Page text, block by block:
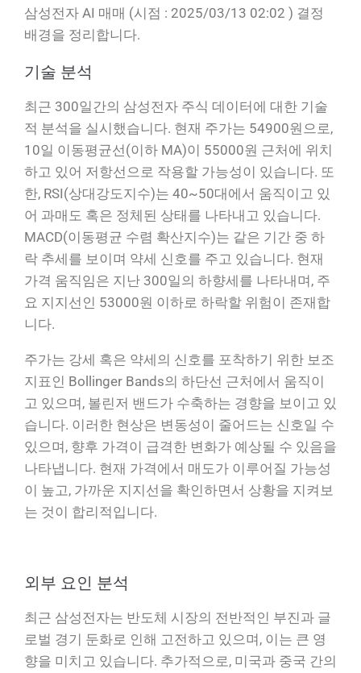
삼성전자 AI 매매 (시점 : 2025/03/13 02:02 ) 결정
배경을 정리합니다.
기술 분석
최근 300일간의 삼성전자 주식 데이터에 대한 기술
적 분석을 실시했습니다. 현재 주가는 54900원으로,
10일 이동평균선(이하 MA)이 55000원 근처에 위치
하고 있어 저항선으로 작용할 가능성이 있습니다. 또
한, RSI(상대강도지수)는 40~50대에서 움직이고 있
어 과매도 혹은 정체된 상태를 나타내고 있습니다.
MACD(이동평균 수렴 확산지수)는 같은 기간 중 하
락 추세를 보이며 약세 신호를 주고 있습니다. 현재
가격 움직임은 지난 300일의 하향세를 나타내며, 주
요 지지선인 53000원 이하로 하락할 위험이 존재합
니다.
주가는 강세 혹은 약세의 신호를 포착하기 위한 보조
지표인 Bollinger Bands의 하단선 근처에서 움직이
고 있으며, 볼린저 밴드가 수축하는 경향을 보이고 있
습니다. 이러한 현상은 변동성이 줄어드는 신호일 수
있으며, 향후 가격이 급격한 변화가 예상될 수 있음을
나타냅니다. 현재 가격에서 매도가 이루어질 가능성
이 높고, 가까운 지지선을 확인하면서 상황을 지켜보
는 것이 합리적입니다.
외부 요인 분석
최근 삼성전자는 반도체 시장의 전반적인 부진과 글
로벌 경기 둔화로 인해 고전하고 있으며, 이는 큰 영
향을 미치고 있습니다. 추가적으로, 미국과 중국 간의